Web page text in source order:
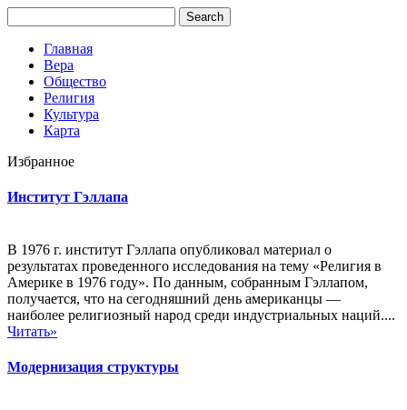
Главная
Вера
Общество
Религия
Культура
Карта
Избранное
Институт Гэллапа
В 1976 г. институт Гэллапа опубликовал материал о
результатах проведенного исследования на тему «Религия в
Америке в 1976 году». По данным, собранным Гэллапом,
получается, что на сегодняшний день американцы —
наиболее религиозный народ среди индустриальных наций....
Читать»
Модернизация структуры